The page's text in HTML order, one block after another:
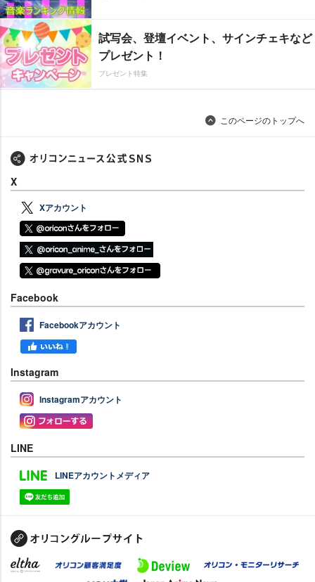
試写会、登壇イベント、サインチェキなど
プレゼント！
プレゼント特集
このページのトップへ
X
Xアカウント
Facebook
Facebookアカウント
Instagram
Instagramアカウント
LINE
LINEアカウントメディア